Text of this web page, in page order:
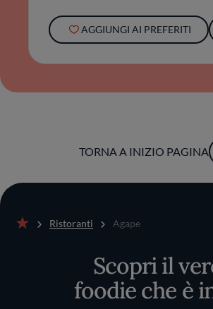
AGGIUNGI AI PREFERITI
TORNA A INIZIO PAGINA
Ristoranti Agape
Scopri il
foodie che è